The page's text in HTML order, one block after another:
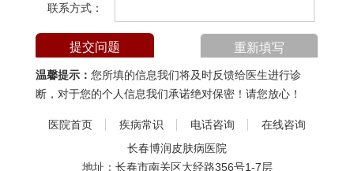
联系方式：
温馨提示： 您所填的信息我们将及时反馈给医生进行诊
断，对于您的个人信息我们承诺绝对保密！请您放心！
医院首页 疾病常识 电话咨询
在线咨询
长春博润皮肤病医院
地址：长春市南关区大经路356号1-7层